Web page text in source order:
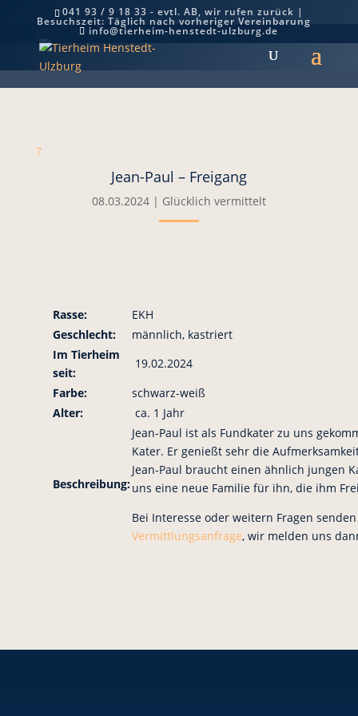
041 93 / 9 18 33 - evtl. AB, wir rufen zurück |
Besuchszeit: Täglich nach vorheriger Vereinbarung
info@tierheim-henstedt-ulzburg.de
Jean-Paul – Freigang
7
Jean-Paul – Freigang
08.03.2024| Glücklich vermittelt
Rasse:
EKH
Geschlecht:
männlich, kastriert
Im Tierheim
seit:
19.02.2024
Farbe:
schwarz-weiß
Alter:
ca. 1 Jahr
Beschreibung:
Jean-Paul ist als Fundkater zu uns
Kater. Er genießt sehr die
Jean-Paul braucht einen ähnlich jungen
uns eine neue Familie für ihn, die ihm
Bei Interesse oder weitern Fragen
Vermittlungsanfrage, wir melden uns